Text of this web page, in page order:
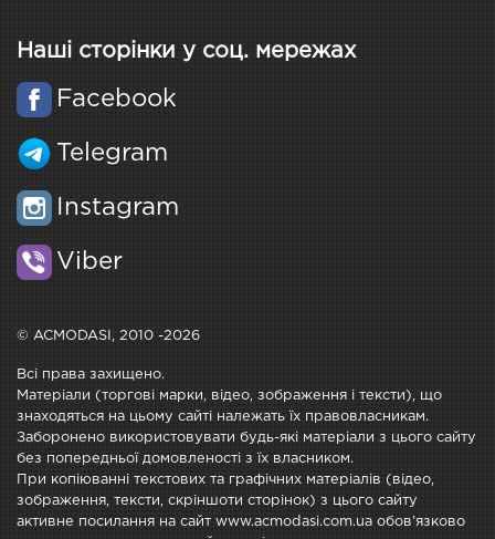
Наші сторінки у соц. мережах
Facebook
Telegram
Instagram
Viber
© ACMODASI, 2010 -2026
Всі права захищено.
Матеріали (торгові марки, відео, зображення і тексти), що
знаходяться на цьому сайті належать їх правовласникам.
Заборонено використовувати будь-які матеріали з цього сайту
без попередньої домовленості з їх власником.
При копіюванні текстових та графічних матеріалів (відео,
зображення, тексти, скріншоти сторінок) з цього сайту
активне посилання на сайт www.acmodasi.com.ua обов'язково